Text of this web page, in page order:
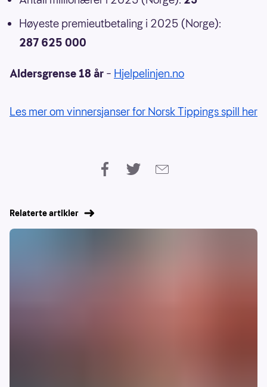
Høyeste premieutbetaling i 2025 (Norge):
287 625 000
Aldersgrense 18 år – Hjelpelinjen.no
Les mer om vinnersjanser for Norsk Tippings spill her
Relaterte artikler